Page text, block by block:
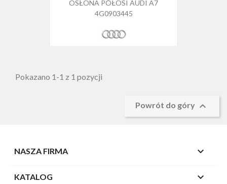
OSŁONA PÓŁOSI AUDI A7
4G0903445
Pokazano 1-1 z 1 pozycji
Powrót do góry 
NASZA FIRMA 
KATALOG 